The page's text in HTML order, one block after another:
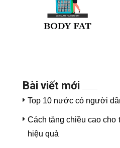
Bài viết mới
Top 10 nước có người
Cách tăng chiều cao cho
hiệu quả